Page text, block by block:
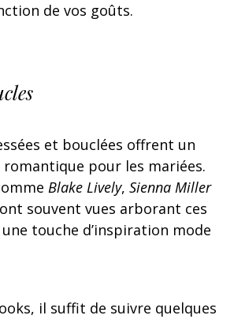
de vos goûts.
et bouclées offrent un
pour les mariées.
Blake Lively, Sienna Miller
souvent vues arborant ces
touche d’inspiration mode
il suffit de suivre quelques